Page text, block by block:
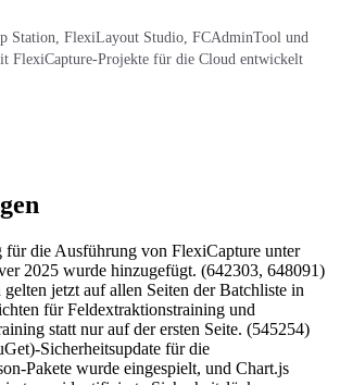
Station, FlexiLayout Studio, FCAdminTool und
FlexiCapture-Projekte für die Cloud entwickelt
für die Ausführung von FlexiCapture unter
2025 wurde hinzugefügt. (642303, 648091)
jetzt auf allen Seiten der Batchliste in
für Feldextraktionstraining und
statt nur auf der ersten Seite. (545254)
Sicherheitsupdate für die
Pakete wurde eingespielt, und Chart.js